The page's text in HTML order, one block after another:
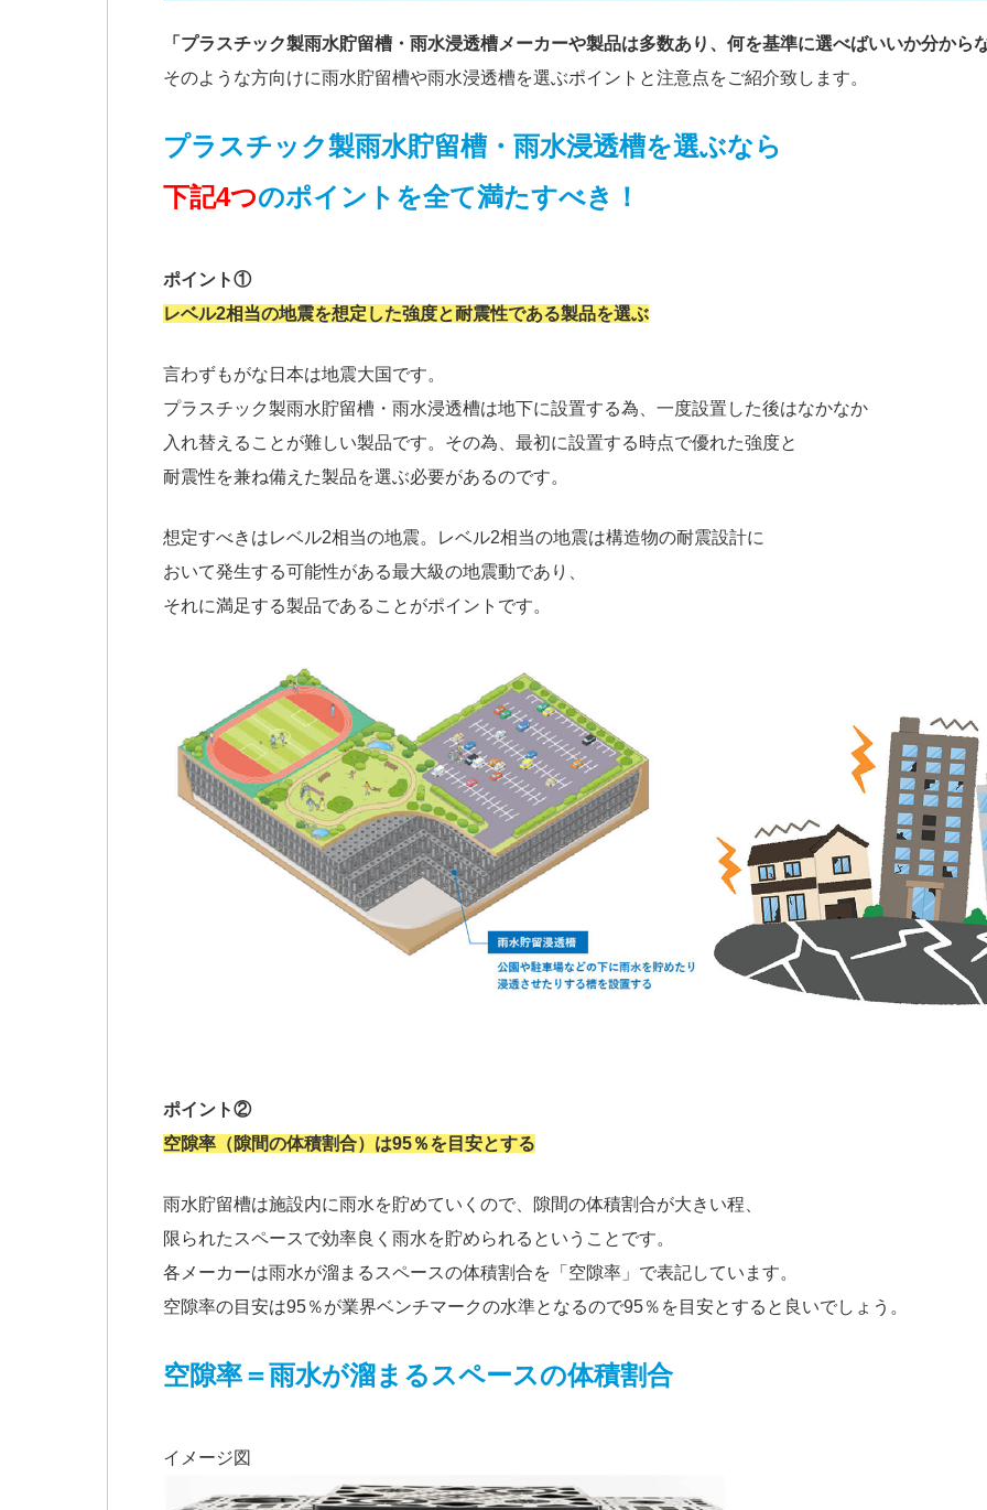
「 プラスチック製雨水貯留槽 ・ 雨水浸透槽メーカーや製品は多数あり、何を基準に選べばいいか分から
そのような方向けに雨水貯留槽や雨水浸透槽を選ぶポイントと注意点をご紹介致します。
プラスチック製雨水貯留槽・雨水浸透槽を選ぶなら
下記4つのポイントを全て満たすべき！
ポイント①
レベル2相当の地震を想定した強度と耐震性である製品を選ぶ
言わずもがな日本は地震大国です。
プラスチック製雨水貯留槽・雨水浸透槽は地下に設置する為、一度設置した後はなかなか
入れ替えることが難しい製品です。その為、最初に設置する時点で優れた強度と
耐震性を兼ね備えた製品を選ぶ必要があるのです。
想定すべきはレベル2相当の地震。レベル2相当の地震は構造物の耐震設計に
おいて発生する可能性がある最大級の地震動であり、
それに満足する製品であることがポイントです。
ポイント②
空隙率（隙間の体積割合）は95％を目安とする
雨水貯留槽は施設内に雨水を貯めていくので、隙間の体積割合が大きい程、
限られたスペースで効率良く雨水を貯められるということです。
各メーカーは雨水が溜まるスペースの体積割合を「空隙率」で表記しています。
空隙率の目安は95％が業界ベンチマークの水準となるので95％を目安とすると良いでしょう。
空隙率＝雨水が溜まるスペースの体積割合
イメージ図